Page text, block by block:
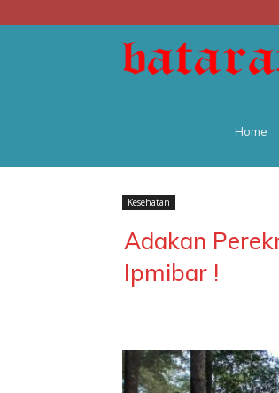
Home
Kesehatan
Adakan
Ipmibar !